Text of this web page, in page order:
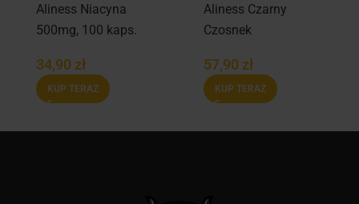
Aliness Niacyna
500mg, 100 kaps.
34,90 zł
KUP TERAZ
Aliness Czarny
Czosnek
400mg, 100 kaps.
57,90 zł
KUP TERAZ